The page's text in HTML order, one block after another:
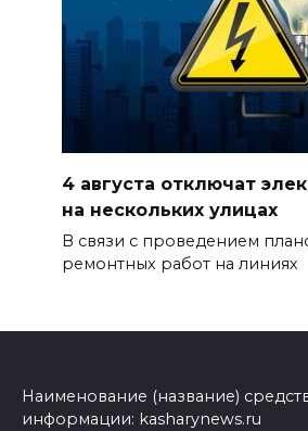
4 августа отключат
на нескольких улицах
В связи с проведением
ремонтных работ на линиях
Наименование (название)
информации: kasharynews.ru